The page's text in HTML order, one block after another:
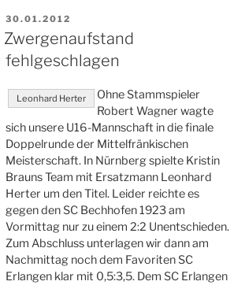
VERÖFFENTLICHT
AM
30.01.2012
Zwergenaufstand
fehlgeschlagen
Leonhard Herter
Ohne Stammspieler
Robert Wagner wagte
sich unsere U16-Mannschaft in die finale
Doppelrunde der Mittelfränkischen
Meisterschaft. In Nürnberg spielte Kristin
Brauns Team mit Ersatzmann Leonhard
Herter um den Titel. Leider reichte es
gegen den SC Bechhofen 1923 am
Vormittag nur zu einem 2:2 Unentschieden.
Zum Abschluss unterlagen wir dann am
Nachmittag noch dem Favoriten SC
Erlangen klar mit 0,5:3,5. Dem SC Erlangen